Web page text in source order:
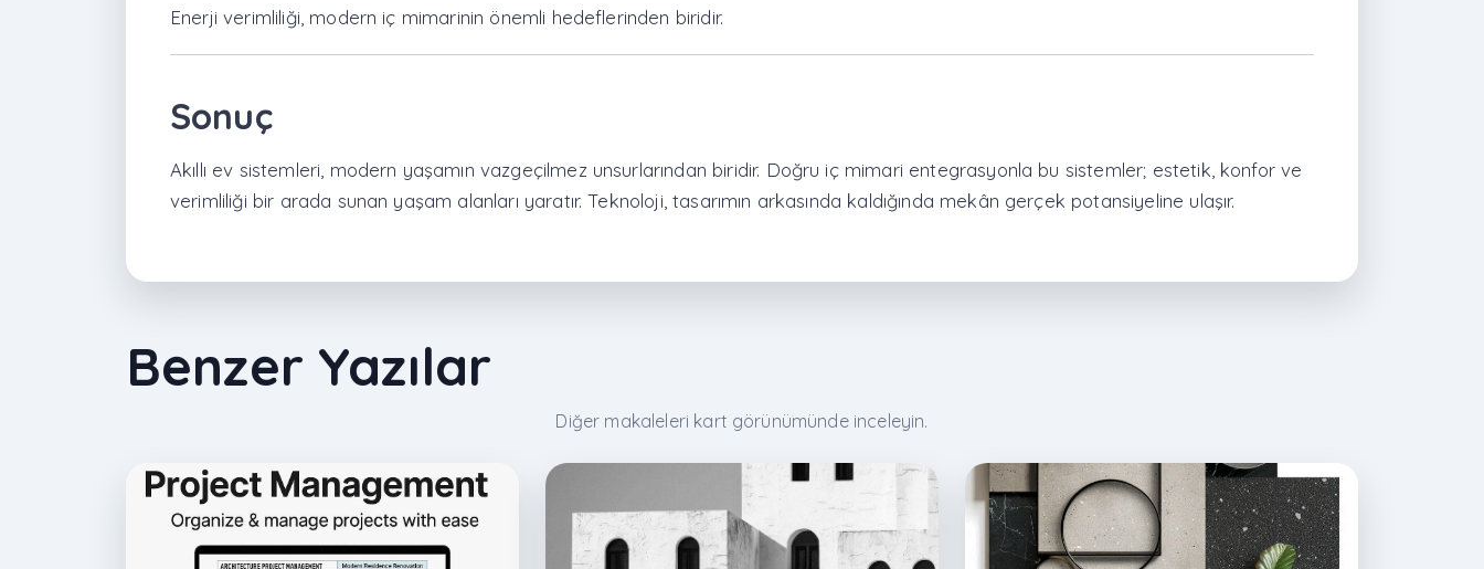
Enerji verimliliği, modern iç mimarinin önemli hedeflerinden biridir.
Sonuç
Akıllı ev sistemleri, modern yaşamın vazgeçilmez unsurlarından biridir. Doğru iç mimari entegrasyonla bu sistemler; estetik, konfor ve
verimliliği bir arada sunan yaşam alanları yaratır. Teknoloji, tasarımın arkasında kaldığında mekân gerçek potansiyeline ulaşır.
Benzer Yazılar
Diğer makaleleri kart görünümünde inceleyin.